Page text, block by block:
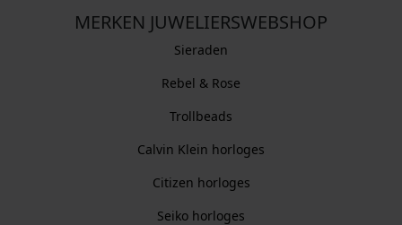
MERKEN JUWELIERSWEBSHOP
Sieraden
Rebel & Rose
Trollbeads
Calvin Klein horloges
Citizen horloges
Seiko horloges